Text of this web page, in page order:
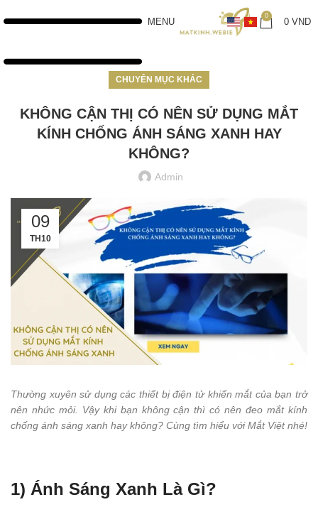
MENU
0
0 VND
CHUYÊN MỤC KHÁC
KHÔNG CẬN THỊ CÓ NÊN SỬ DỤNG MẮT
KÍNH CHỐNG ÁNH SÁNG XANH HAY
KHÔNG?
Admin
09
TH10
Thường xuyên sử dụng các thiết bị điện tử khiến mắt của bạn trở
nên nhức mỏi. Vậy khi bạn không cận thì có nên đeo mắt kính
chống ánh sáng xanh hay không? Cùng tìm hiểu với Mắt Việt nhé!
1) Ánh Sáng Xanh Là Gì?